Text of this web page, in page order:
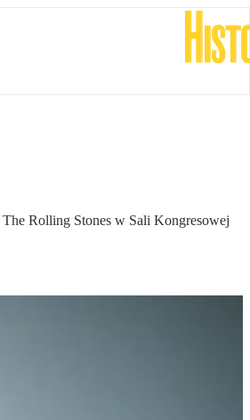
Rolling Stones w Sali Kongresowej